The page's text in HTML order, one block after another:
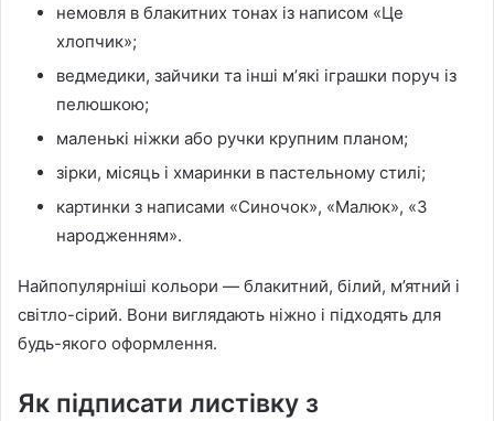
немовля в блакитних тонах із написом «Це
хлопчик»;
ведмедики, зайчики та інші мʼякі іграшки поруч із
пелюшкою;
маленькі ніжки або ручки крупним планом;
зірки, місяць і хмаринки в пастельному стилі;
картинки з написами «Синочок», «Малюк», «З
народженням».
Найпопулярніші кольори — блакитний, білий, м’ятний і
світло-сірий. Вони виглядають ніжно і підходять для
будь-якого оформлення.
Як підписати листівку з